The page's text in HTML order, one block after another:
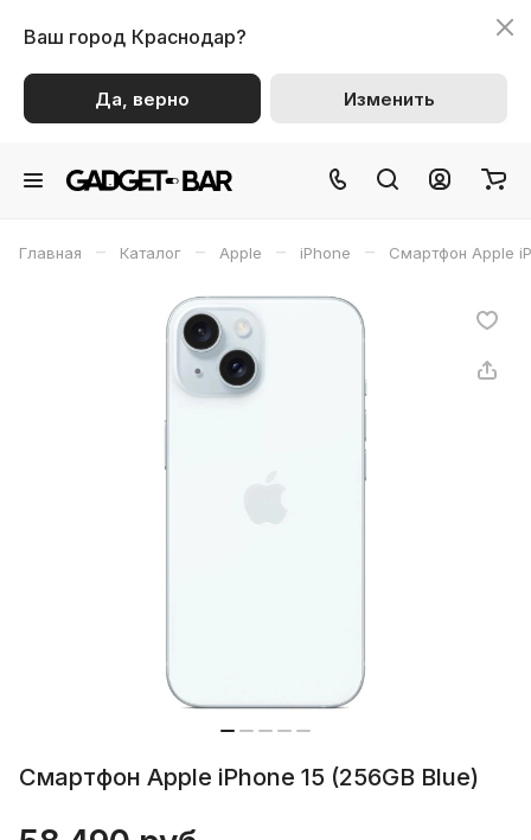
Ваш город Краснодар?
Да, верно Изменить
Главная – Каталог – Apple – iPhone – Смартфон Apple
Смартфон Apple iPhone 15 (256GB Blue)